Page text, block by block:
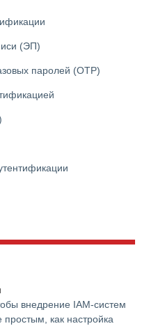
(ЭП)
паролей (OTP)
внедрение IАМ-систем
как настройка